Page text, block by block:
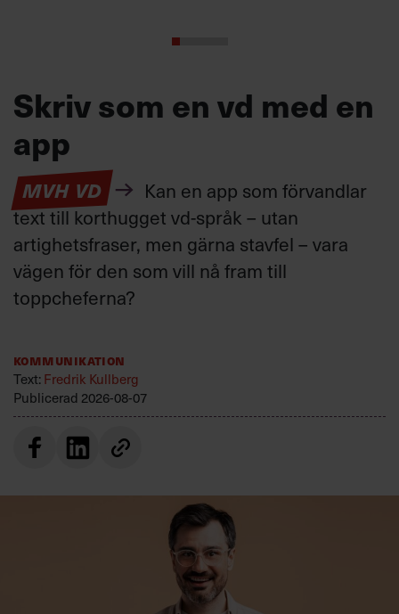
Skriv som en vd med en
app
MVH VD
Kan en app som förvandlar
text till korthugget vd-språk – utan
artighetsfraser, men gärna stavfel – vara
vägen för den som vill nå fram till
toppcheferna?
Kommunikation
Text:Fredrik Kullberg
Publicerad 2026-08-07